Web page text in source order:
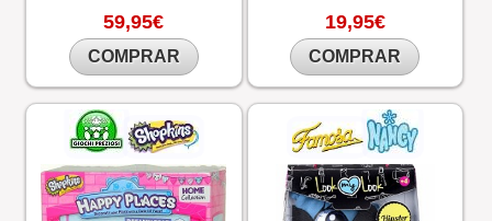
59,95€
COMPRAR
19,95€
COMPRAR